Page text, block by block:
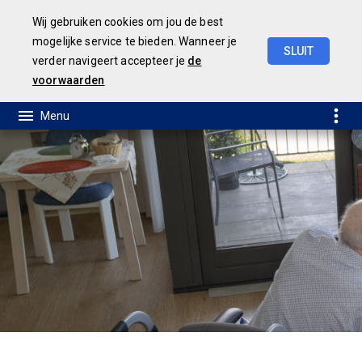
Wij gebruiken cookies om jou de best
mogelijke service te bieden. Wanneer je
verder navigeert accepteer je de
voorwaarden
SLUIT